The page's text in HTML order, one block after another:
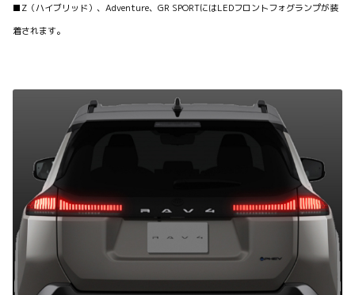
■Z（ハイブリッド）、Adventure、GR SPORTにはLEDフロントフォグランプが装
着されます。